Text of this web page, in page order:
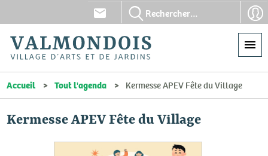
Aller
au
contenu
principal
En-
tête
-
Communication
En-
tête
-
Accueil Tout l'agenda Kermesse APEV Fête du Village
Kermesse APEV Fête du Village